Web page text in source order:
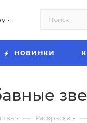
НОВИНКИ
— Раскраски —